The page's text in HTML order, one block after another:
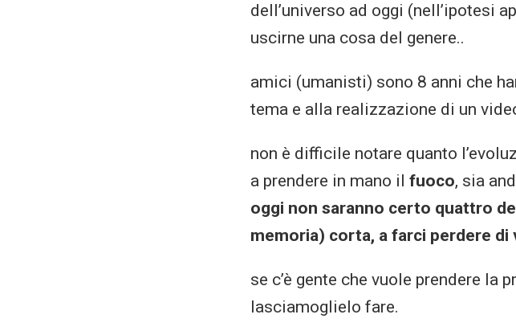
dell’universo ad oggi (nell’ipotesi
uscirne una cosa del genere..
amici (umanisti) sono 8 anni che
tema e alla realizzazione di un
non è difficile notare quanto
a prendere in mano il fuoco, sia
oggi non saranno certo quattro
memoria) corta, a farci perdere di
se c’è gente che vuole prendere la
lasciamoglielo fare.